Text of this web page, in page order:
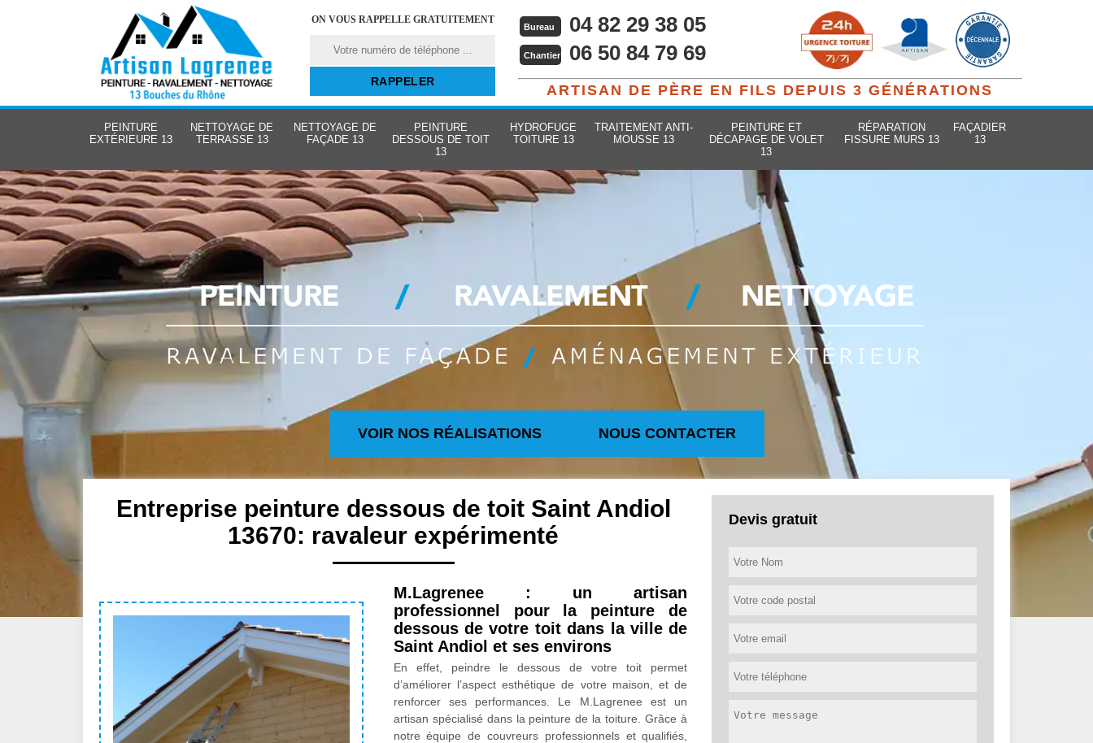
ON VOUS RAPPELLE GRATUITEMENT
Bureau 04 82 29 38 05
Chantier 06 50 84 79 69
ARTISAN DE PÈRE EN FILS DEPUIS 3 GÉNÉRATIONS
PEINTURE
EXTÉRIEURE 13
NETTOYAGE DE
TERRASSE 13
NETTOYAGE DE
FAÇADE 13
PEINTURE
DESSOUS DE TOIT
13
HYDROFUGE
TOITURE 13
TRAITEMENT ANTI-
MOUSSE 13
PEINTURE ET
DÉCAPAGE DE VOLET
13
RÉPARATION
FISSURE MURS 13
FAÇADIER
13
VOIR NOS RÉALISATIONS NOUS CONTACTER
Entreprise peinture dessous de toit Saint Andiol
13670: ravaleur expérimenté
M.Lagrenee : un artisan
professionnel pour la peinture de
dessous de votre toit dans la ville de
Saint Andiol et ses environs
En effet, peindre le dessous de votre toit permet
d’améliorer l’aspect esthétique de votre maison, et de
renforcer ses performances. Le M.Lagrenee est un
artisan spécialisé dans la peinture de la toiture. Grâce à
notre équipe de couvreurs professionnels et qualifiés,
Devis gratuit